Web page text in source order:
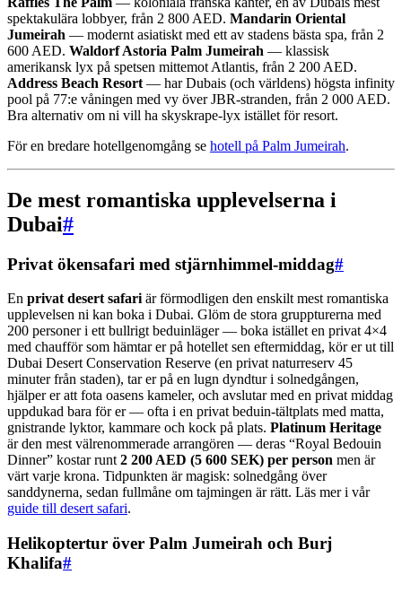
spektakulära lobbyer, från 2 800 AED. Mandarin Oriental
Jumeirah — modernt asiatiskt med ett av stadens bästa spa, från 2
600 AED. Waldorf Astoria Palm Jumeirah — klassisk
amerikansk lyx på spetsen mittemot Atlantis, från 2 200 AED.
Address Beach Resort — har Dubais (och världens) högsta infinity
pool på 77:e våningen med vy över JBR-stranden, från 2 000 AED.
Bra alternativ om ni vill ha skyskrape-lyx istället för resort.
För en bredare hotellgenomgång se hotell på Palm Jumeirah.
De mest romantiska upplevelserna i
Dubai#
Privat ökensafari med stjärnhimmel-middag#
En privat desert safari är förmodligen den enskilt mest romantiska
upplevelsen ni kan boka i Dubai. Glöm de stora gruppturerna med
200 personer i ett bullrigt beduinläger — boka istället en privat 4×4
med chaufför som hämtar er på hotellet sen eftermiddag, kör er ut till
Dubai Desert Conservation Reserve (en privat naturreserv 45
minuter från staden), tar er på en lugn dyndtur i solnedgången,
hjälper er att fota oasens kameler, och avslutar med en privat middag
uppdukad bara för er — ofta i en privat beduin-tältplats med matta,
gnistrande lyktor, kammare och kock på plats. Platinum Heritage
är den mest välrenommerade arrangören — deras “Royal Bedouin
Dinner” kostar runt 2 200 AED (5 600 SEK) per person men är
värt varje krona. Tidpunkten är magisk: solnedgång över
sanddynerna, sedan fullmåne om tajmingen är rätt. Läs mer i vår
guide till desert safari.
Helikoptertur över Palm Jumeirah och Burj
Khalifa#